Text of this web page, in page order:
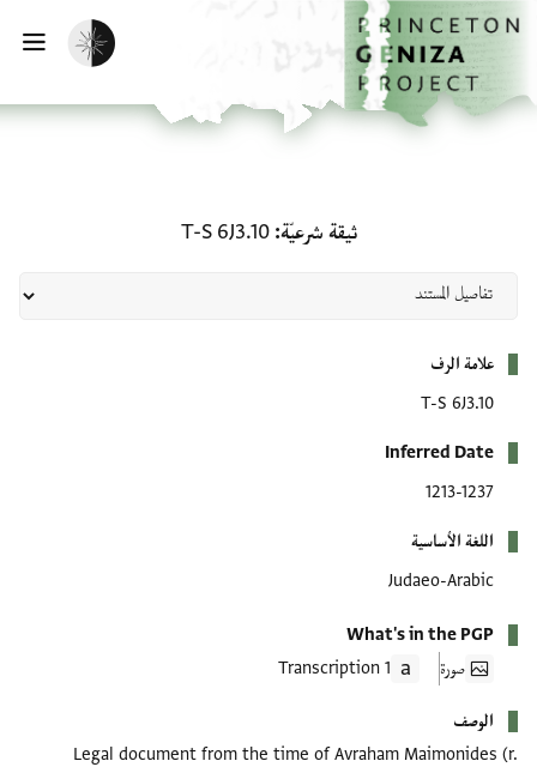
إلى المحتوى الرئيسي
الرئيسية
تفعيل الوضع المظلم
ثيقة شرعيّة T-S 6J3.10
علامة الرف
T-S 6J3.10
Inferred Date
1213-1237
اللغة الأساسية
Judaeo-Arabic
What's in the PGP
صورة
1 Transcription
الوصف
Legal document from the time of Avraham Maimonides (r.